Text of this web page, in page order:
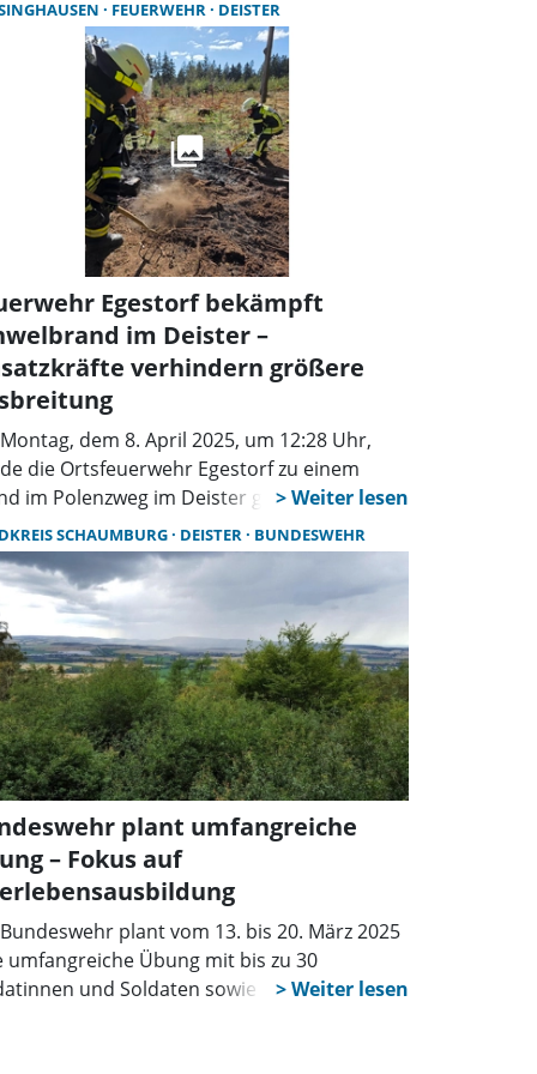
etwa 800 Metern, ausgestattet mit
Sprüngen und Steilkurven,
die Täter erhebliche Schäden:
kleine Bäume wurden gefällt oder
der Boden umgegraben und
errichtet. Diese gezielten
zeigen, dass es sich nicht mehr um
Aktionen handelt, sondern um
und aggressive Eingriffe in die
FEUERWEHR DEISTER
Egestorf bekämpft
im Deister –
verhindern größere
dem 8. April 2025, um 12:28 Uhr,
die Ortsfeuerwehr Egestorf zu einem
im Polenzweg im Deister gerufen. Die
stellten vor Ort eine etwa 20
große Fläche fest, auf der
Lagerfeuerreste einen Schwelbrand
verursacht hatten.
SCHAUMBURG DEISTER BUNDESWEHR
plant umfangreiche
– Fokus auf
plant vom 13. bis 20. März 2025
umfangreiche Übung mit bis zu 30
und Soldaten sowie sechs